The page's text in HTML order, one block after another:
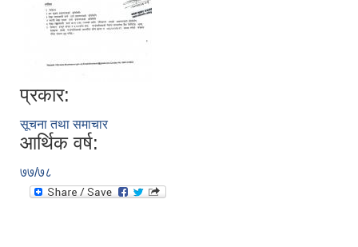
प्रकार:
सूचना तथा समाचार
आर्थिक वर्ष:
७७/७८